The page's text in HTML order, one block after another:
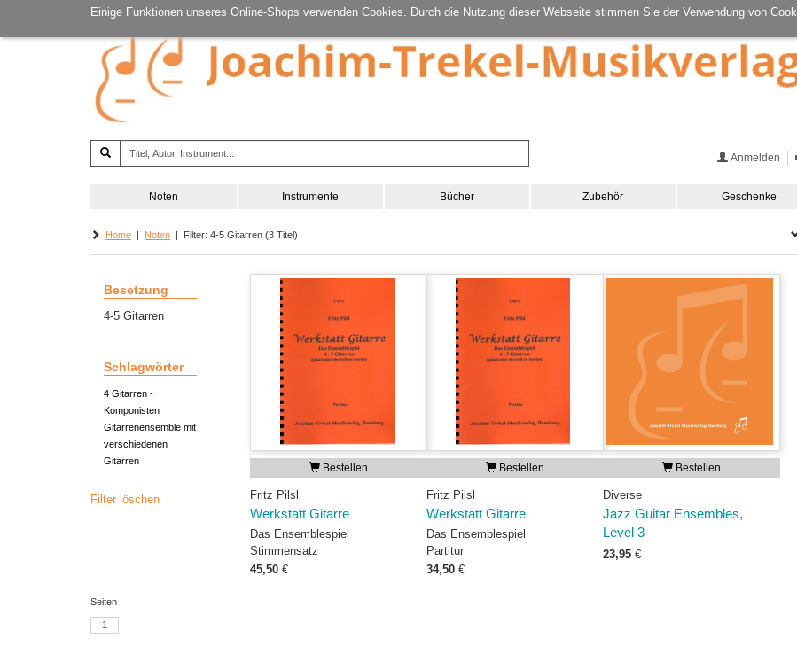
Einige Funktionen unseres Online-Shops verwenden Cookies. Durch die Nutzung dieser Webseite stimmen Sie der Verwendung von
Anmelden
Noten Instrumente Bücher Zubehör Geschenke
Home | Noten | Filter: 4-5 Gitarren (3 Titel)
Besetzung
4-5 Gitarren
Schlagwörter
4 Gitarren -
Komponisten
Gitarrenensemble mit
verschiedenen
Gitarren
Filter löschen
Bestellen
Fritz Pilsl
Werkstatt Gitarre
Das Ensemblespiel
Stimmensatz
45,50 €
Bestellen
Fritz Pilsl
Werkstatt Gitarre
Das Ensemblespiel
Partitur
34,50 €
Bestellen
Diverse
Jazz Guitar Ensembles,
Level 3
23,95 €
Seiten
1